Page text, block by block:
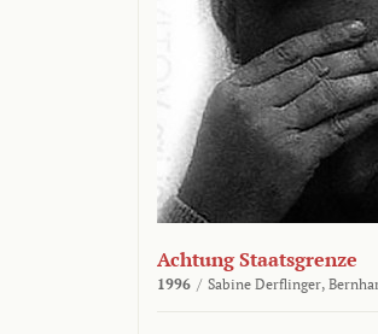
Achtung Staatsgrenze
1996 / Sabine Derflinger,